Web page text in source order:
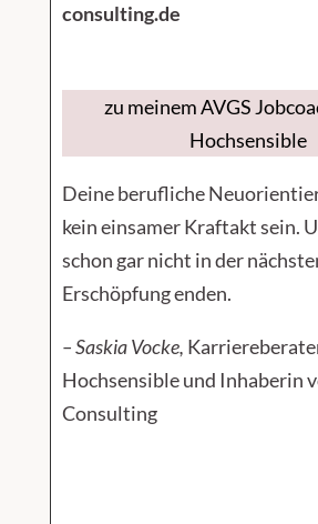
consulting.de
zu meinem AVGS
Hochsensible
Deine berufliche
kein einsamer Kraftakt sein.
schon gar nicht in der
Erschöpfung enden.
– Saskia Vocke,
Hochsensible und Inhaberin
Consulting